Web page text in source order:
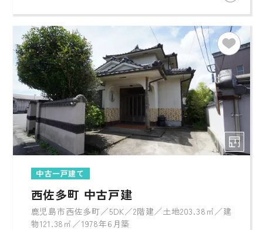
中古一戸建て
西佐多町 中古戸建
鹿児島市西佐多町／5DK／2階建／土地203.38㎡／建
物121.38㎡／1978年6月築